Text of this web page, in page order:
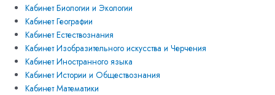
Кабинет Биологии и Экологии
Кабинет Географии
Кабинет Естествознания
Кабинет Изобразительного искусства и Черчения
Кабинет Иностранного языка
Кабинет Истории и Обществознания
Кабинет Математики